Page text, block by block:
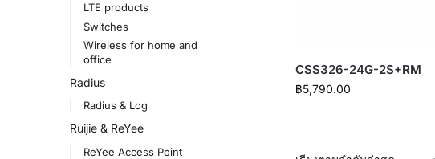
CSS326-24G-2S+RM
฿5,790.00
LTE products
Switches
Wireless for home and
office
Radius
Radius & Log
Ruijie & ReYee
ReYee Access Point